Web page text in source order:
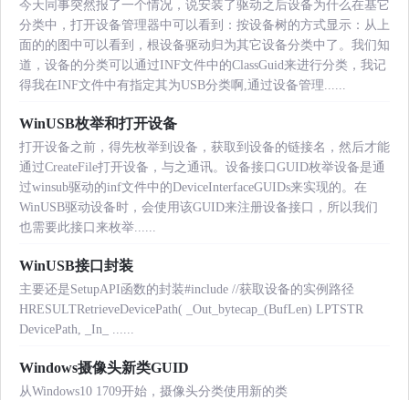
今天同事突然报了一个情况，说安装了驱动之后设备为什么在基它
分类中，打开设备管理器中可以看到：按设备树的方式显示：从上
面的的图中可以看到，根设备驱动归为其它设备分类中了。我们知
道，设备的分类可以通过INF文件中的ClassGuid来进行分类，我记
得我在INF文件中有指定其为USB分类啊,通过设备管理......
WinUSB枚举和打开设备
打开设备之前，得先枚举到设备，获取到设备的链接名，然后才能
通过CreateFile打开设备，与之通讯。设备接口GUID枚举设备是通
过winsub驱动的inf文件中的DeviceInterfaceGUIDs来实现的。在
WinUSB驱动设备时，会使用该GUID来注册设备接口，所以我们
也需要此接口来枚举......
WinUSB接口封装
主要还是SetupAPI函数的封装#include //获取设备的实例路径
HRESULTRetrieveDevicePath( _Out_bytecap_(BufLen) LPTSTR
DevicePath, _In_ ......
Windows摄像头新类GUID
从Windows10 1709开始，摄像头分类使用新的类